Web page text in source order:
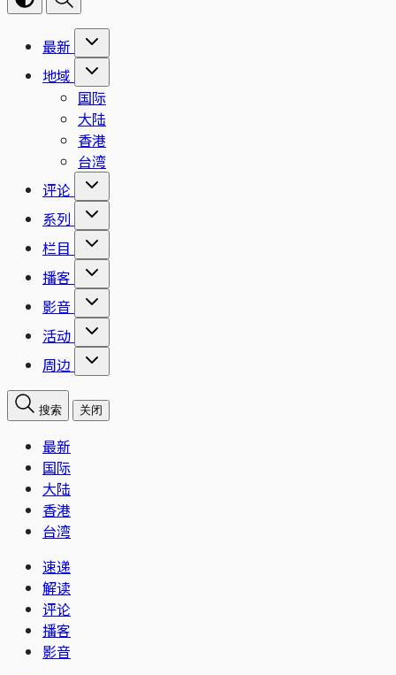
最新
地域
国际
大陆
香港
台湾
评论
系列
栏目
播客
影音
活动
周边
搜索 关闭
最新
国际
大陆
香港
台湾
速递
解读
评论
播客
影音